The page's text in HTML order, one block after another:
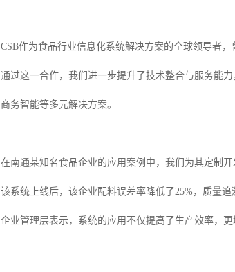
CSB作为食品行业信息化系统解决方案的全球领导者
通过这一合作，我们进一步提升了技术整合与服务能
商务智能等多元解决方案。
在南通某知名食品企业的应用案例中，我们为其定制
该系统上线后，该企业配料误差率降低了25%，质量
企业管理层表示，系统的应用不仅提高了生产效率，